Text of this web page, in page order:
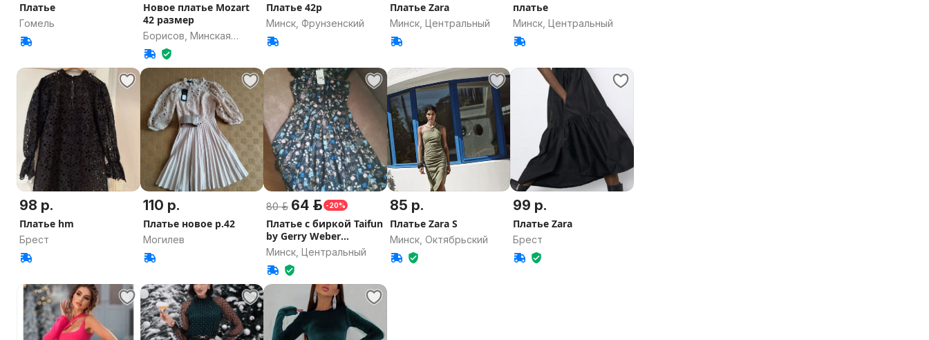
Платье
Гомель
Новое платье Mozart
42 размер
Борисов, Минская
область
Платье 42р
Минск, Фрунзенский
Платье Zara
Минск, Центральный
платье
Минск, Центральный
98 р.
Платье hm
Брест
110 р.
Платье новое р.42
Могилев
80 р. 64 р. -20%
Платье с биркой Taifun
by Gerry Weber
(Германия)
Минск, Центральный
85 р.
Платье Zara S
Минск, Октябрьский
99 р.
Платье Zara
Брест